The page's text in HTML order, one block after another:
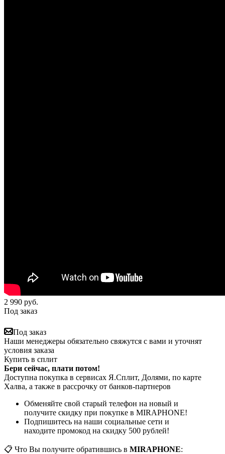
2 990 руб.
Под заказ
Под заказ
Наши менеджеры обязательно свяжутся с вами и уточнят
условия заказа
Купить в сплит
Бери сейчас, плати потом!
Доступна покупка в сервисах Я.Сплит, Долями, по карте
Халва, а также в рассрочку от банков-партнеров
Обменяйте свой старый телефон на новый и
получите скидку при покупке в MIRAPHONE!
Подпишитесь на наши социальные сети и
находите промокод на скидку 500 рублей!
📋 Что Вы получите обратившись в MIRAPHONE: